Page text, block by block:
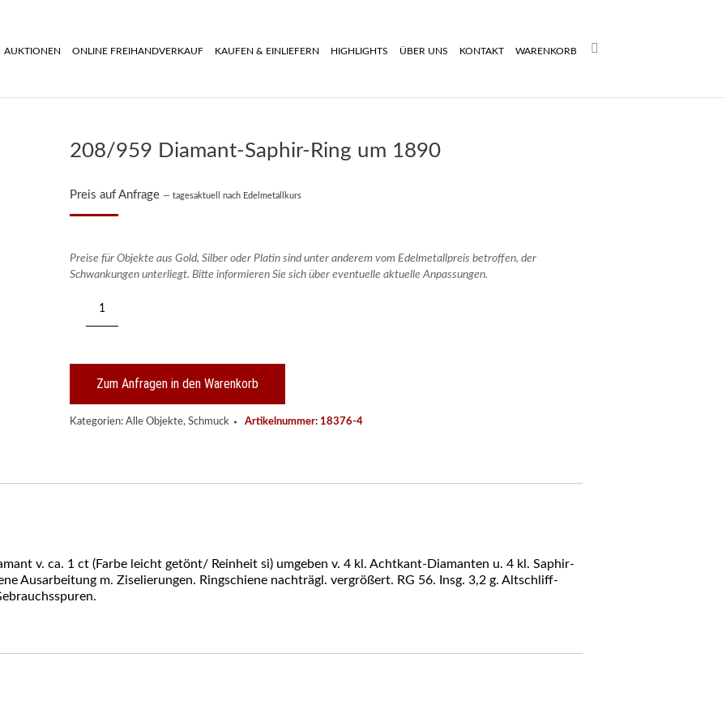
AUKTIONEN ONLINE FREIHANDVERKAUF KAUFEN & EINLIEFERN HIGHLIGHTS ÜBER UNS KONTAKT WARENKORB Search:
208/959 Diamant-Saphir-Ring um 1890
Preis auf Anfrage — tagesaktuell nach Edelmetallkurs
Preise für Objekte aus Gold, Silber oder Platin sind unter anderem vom Edelmetallpreis betroffen, der
Schwankungen unterliegt. Bitte informieren Sie sich über eventuelle aktuelle Anpassungen.
Diamant-
Saphir-
um
1890Zum Anfragen in den Warenkorb
Kategorien: Alle Objekte, Schmuck Artikelnummer: 18376-4
v. ca. 1 ct (Farbe leicht getönt/ Reinheit si) umgeben v. 4 kl. Achtkant-Diamanten u. 4 kl. Saphir-
Ausarbeitung m. Ziselierungen. Ringschiene nachträgl. vergrößert. RG 56. Insg. 3,2 g. Altschliff-